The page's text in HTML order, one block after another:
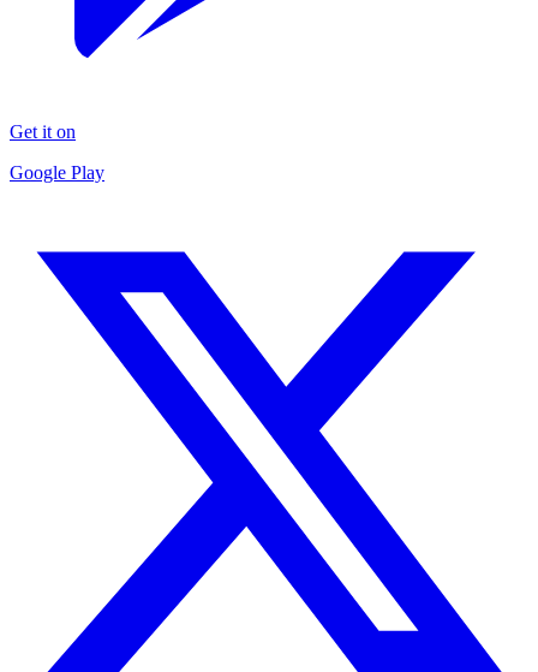
Get it on
Google Play